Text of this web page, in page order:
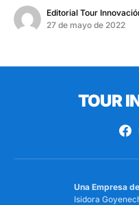
Editorial Tour
27 de mayo de 2022
TOUR
Una Empresa de
Isidora